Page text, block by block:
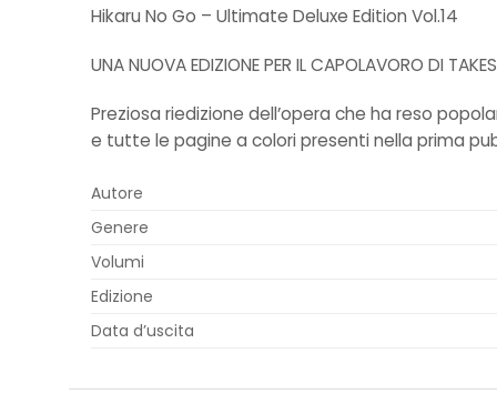
Hikaru No Go – Ultimate Deluxe Edition Vol.14
UNA NUOVA EDIZIONE PER IL CAPOLAVORO DI
Preziosa riedizione dell’opera che ha reso
e tutte le pagine a colori presenti nella prima
Autore
Genere
Volumi
Edizione
Data d’uscita